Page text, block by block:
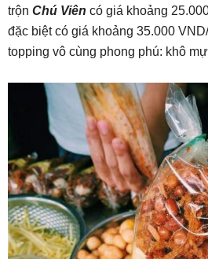
trộn Chú Viên có giá khoảng
đặc biệt có giá khoảng 35.000
topping vô cùng phong phú: khô